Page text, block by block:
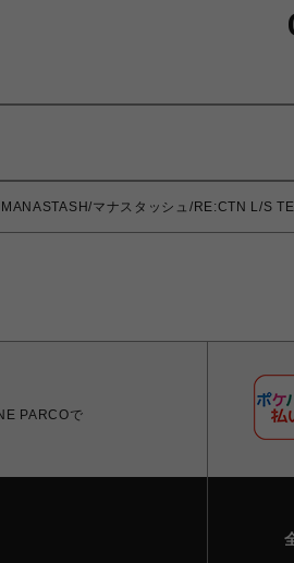
MANASTASH/マナスタッシュ/RE:CTN L/S
PARCOで